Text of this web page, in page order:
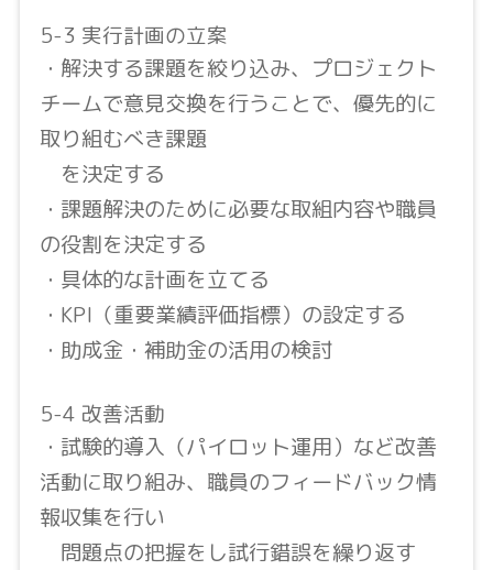
5-3 実行計画の立案
・解決する課題を絞り込み、プロジェクト
チームで意見交換を行うことで、優先的に
取り組むべき課題
を決定する
・課題解決のために必要な取組内容や職員
の役割を決定する
・具体的な計画を立てる
・KPI（重要業績評価指標）の設定する
・助成金・補助金の活用の検討
5-4 改善活動
・試験的導入（パイロット運用）など改善
活動に取り組み、職員のフィードバック情
報収集を行い
問題点の把握をし試行錯誤を繰り返す